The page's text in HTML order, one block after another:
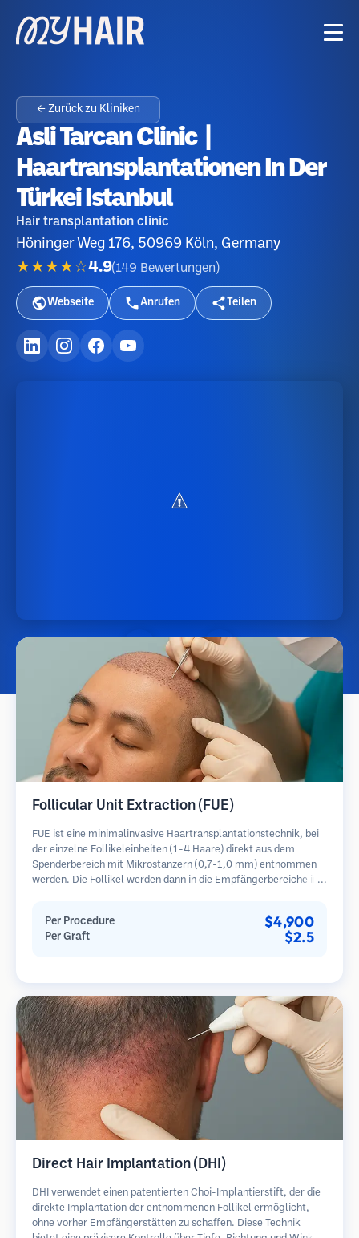
← Zurück zu Kliniken
Asli Tarcan Clinic |
Haartransplantationen In Der
Türkei Istanbul
Hair transplantation clinic
Höninger Weg 176, 50969 Köln, Germany
★★★★☆4.9(149 Bewertungen )
Webseite Anrufen Teilen
Follicular Unit Extraction (FUE)
FUE ist eine minimalinvasive Haartransplantationstechnik, bei
der einzelne Follikeleinheiten (1-4 Haare) direkt aus dem
Spenderbereich mit Mikrostanzern (0,7-1,0 mm) entnommen
werden. Die Follikel werden dann in die Empfängerbereiche in
im Vergleich zu Streifenentnahmemethoden.
Per Procedure $4,900
Per Graft $2.5
Direct Hair Implantation (DHI)
DHI verwendet einen patentierten Choi-Implantierstift, der die
direkte Implantation der entnommenen Follikel ermöglicht,
ohne vorher Empfängerstätten zu schaffen. Diese Technik